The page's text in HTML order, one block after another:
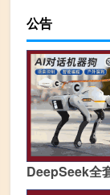
公告
DeepSeek全